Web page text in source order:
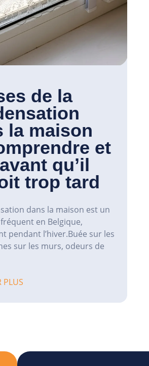
de la
la maison
et
qu’il
trop tard
dans la maison est un
en Belgique,
pendant l’hiver.Buée sur les
sur les murs, odeurs de
PLUS